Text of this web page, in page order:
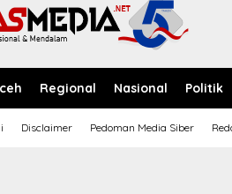
Regional Nasional Politik
Disclaimer Pedoman Media Siber